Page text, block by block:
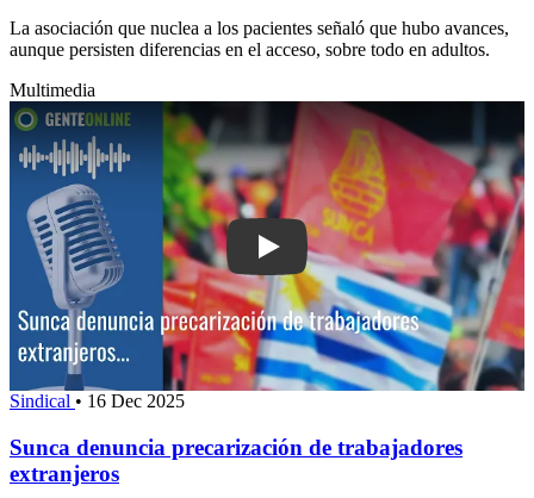
La asociación que nuclea a los pacientes señaló que hubo avances,
aunque persisten diferencias en el acceso, sobre todo en adultos.
Multimedia
Play: Sunca denuncia precarización
Sindical • 16 Dec 2025
Sunca denuncia precarización de trabajadores
extranjeros